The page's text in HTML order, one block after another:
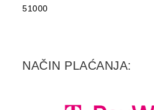
51000
NAČIN PLAĆANJA: